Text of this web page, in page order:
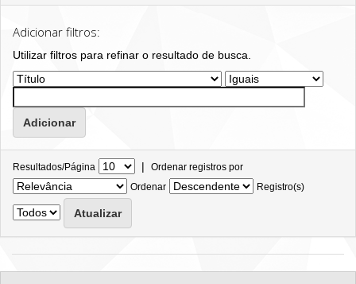
Adicionar filtros:
Utilizar filtros para refinar o resultado de busca.
Resultados/Página | Ordenar registros por
Ordenar
Registro(s)